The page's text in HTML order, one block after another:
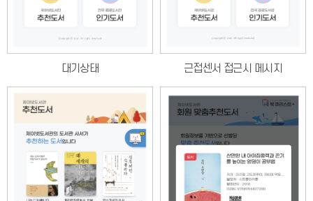
대기상태 근접센서 접근시 메시지